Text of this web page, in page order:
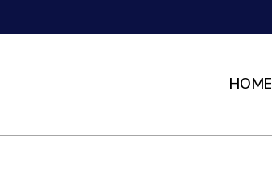
HOME